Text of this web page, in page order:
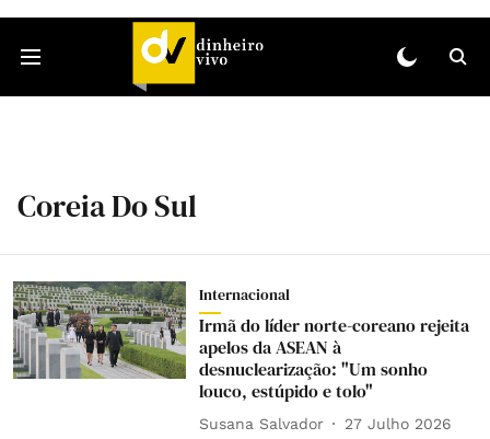
Coreia Do Sul
Internacional
Irmã do líder norte-coreano rejeita
apelos da ASEAN à
desnuclearização: "Um sonho
louco, estúpido e tolo"
Susana Salvador 27 Julho 2026